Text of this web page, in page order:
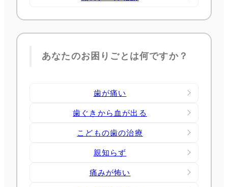
あなたのお困りごとは何ですか？
歯が痛い
歯ぐきから血が出る
こどもの歯の治療
親知らず
痛みが怖い